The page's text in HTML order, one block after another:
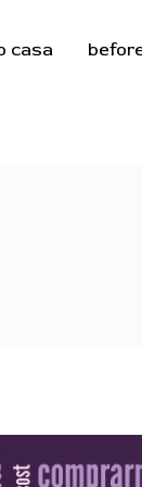
casa